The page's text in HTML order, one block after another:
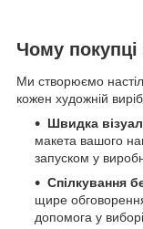
Чому
Ми створюємо
кожен художній
Швидка
макета вашого
запуском у
Спілкування
щире
допомога у